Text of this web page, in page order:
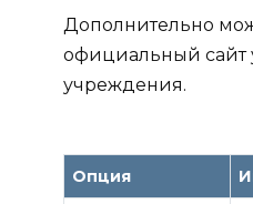
Дополнительно
официальный сайт
учреждения.
Опция